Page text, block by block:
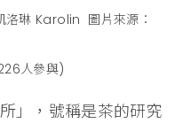
洛琳 Karolin 圖片來源：
人參與)
」，號稱是茶的研究